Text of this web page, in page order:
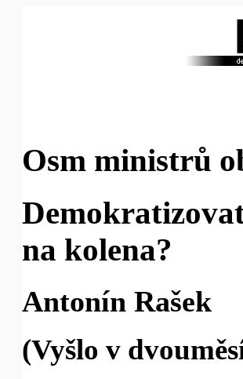
Osm ministrů
na kolena?
Antonín Rašek
(Vyšlo v